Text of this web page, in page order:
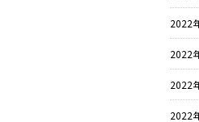
2022
2022
2022
2022